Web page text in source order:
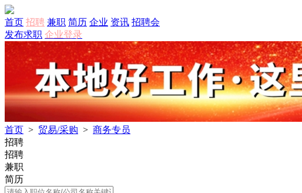
首页 招聘 兼职 简历 企业 资讯 招聘会
发布求职 企业登录
首页 > 贸易/采购 > 商务专员
招聘
招聘
兼职
简历